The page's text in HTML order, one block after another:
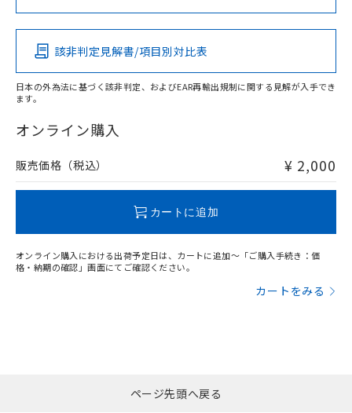
Pb Hg Cd Cr(VI)
O
在庫等で未対応品が混在する可能性があります。
問い合わせください。
該非判定見解書/項目別対比表
日本の外為法に基づく該非判定、およびEAR再輸出規制に関する見解が入手でき
ます。
オンライン購入
販売価格（税込） ¥ 2,000
カートに追加
オンライン購入における出荷予定日は、カートに追加～「ご購入手続き：価
格・納期の確認」画面にてご確認ください。
カートをみる
ページ先頭へ戻る